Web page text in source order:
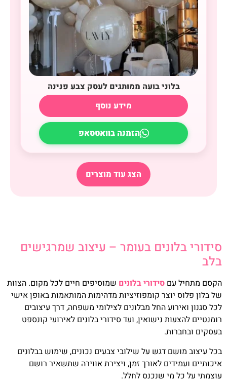
בלוני בועה ממותגים לעסק צבע פנינה
מידע נוסף
הזמנה בוואטסאפ
הצג עוד מוצרים
סידורי בלונים בעומר – עיצוב שמרגישים
בלב
הקסם מתחיל עם סידורי בלונים שמוסיפים חיים לכל מקום. הצוות
של בלון פלוס יוצר קומפוזיציות מדהימות המותאמות באופן אישי
לכל סגנון ואירוע החל מבלונים לצילומי משפחה, דרך עיצובים
רומנטיים להצעות נישואין, ועד סידורי בלונים לאירועי קונספט
בעסקים ובחברות.
בכל עיצוב מושם דגש על שילובי צבעים נכונים, שימוש בבלונים
איכותיים ועמידים לאורך זמן, ויצירת אווירה שתשאיר רושם
עוצמתי על כל מי שנכנס לחלל.